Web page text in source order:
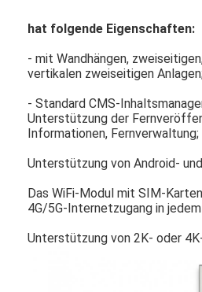
hat folgende Eigenschaften:
- mit Wandhängen,
vertikalen zweiseitigen
- Standard CMS-
Unterstützung der
Informationen, Fernverwaltung;
Unterstützung von Android-
Das WiFi-Modul mit SIM-
4G/5G-Internetzugang in jedem
Unterstützung von 2K- oder